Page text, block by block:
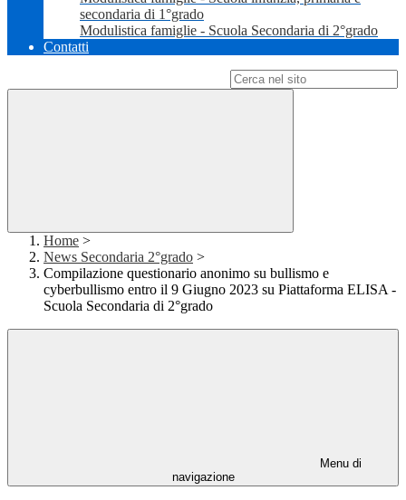
secondaria di 1°grado
Modulistica famiglie - Scuola Secondaria di 2°grado
Contatti
Home >
News Secondaria 2°grado >
Compilazione questionario anonimo su bullismo e
cyberbullismo entro il 9 Giugno 2023 su Piattaforma ELISA -
Scuola Secondaria di 2°grado
Menu di
navigazione